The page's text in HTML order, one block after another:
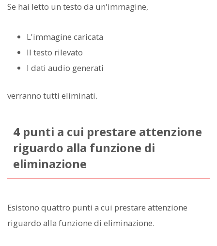
Se hai letto un testo da un'immagine,
L'immagine caricata
Il testo rilevato
I dati audio generati
verranno tutti eliminati.
4 punti a cui prestare attenzione
riguardo alla funzione di
eliminazione
Esistono quattro punti a cui prestare attenzione
riguardo alla funzione di eliminazione.